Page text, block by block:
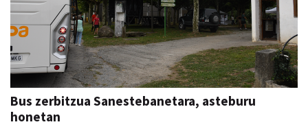
Bus zerbitzua Sanestebanetara, asteburu
honetan